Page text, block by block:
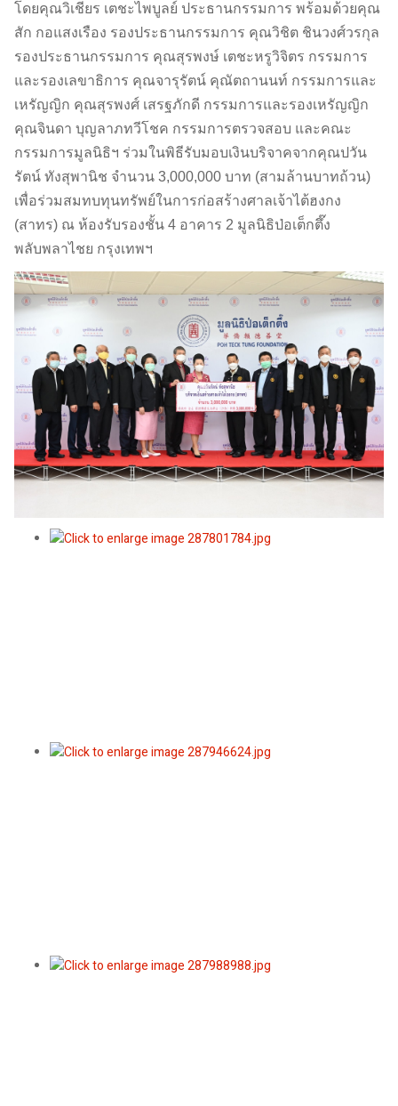
โดยคุณวิเชียร เตชะไพบูลย์ ประธานกรรมการ พร้อมด้วยคุณ
สัก กอแสงเรือง รองประธานกรรมการ คุณวิชิต ชินวงศ์วรกุล
รองประธานกรรมการ คุณสุรพงษ์ เตชะหรูวิจิตร กรรมการ
และรองเลขาธิการ คุณจารุรัตน์ คุณัตถานนท์ กรรมการและ
เหรัญญิก คุณสุรพงศ์ เสรฐภักดี กรรมการและรองเหรัญญิก
คุณจินดา บุญลาภทวีโชค กรรมการตรวจสอบ และคณะ
กรรมการมูลนิธิฯ ร่วมในพิธีรับมอบเงินบริจาคจากคุณปวัน
รัตน์ ทังสุพานิช จำนวน 3,000,000 บาท (สามล้านบาทถ้วน)
เพื่อร่วมสมทบทุนทรัพย์ในการก่อสร้างศาลเจ้าไต้ฮงกง
(สาทร) ณ ห้องรับรองชั้น 4 อาคาร 2 มูลนิธิป่อเต็กตึ๊ง
พลับพลาไชย กรุงเทพฯ